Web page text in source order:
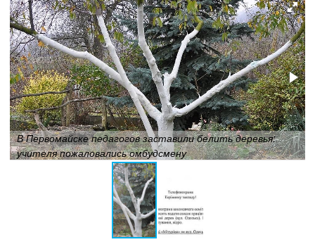
В Первомайске педагогов заставили белить деревья:
учителя пожаловались омбудсмену